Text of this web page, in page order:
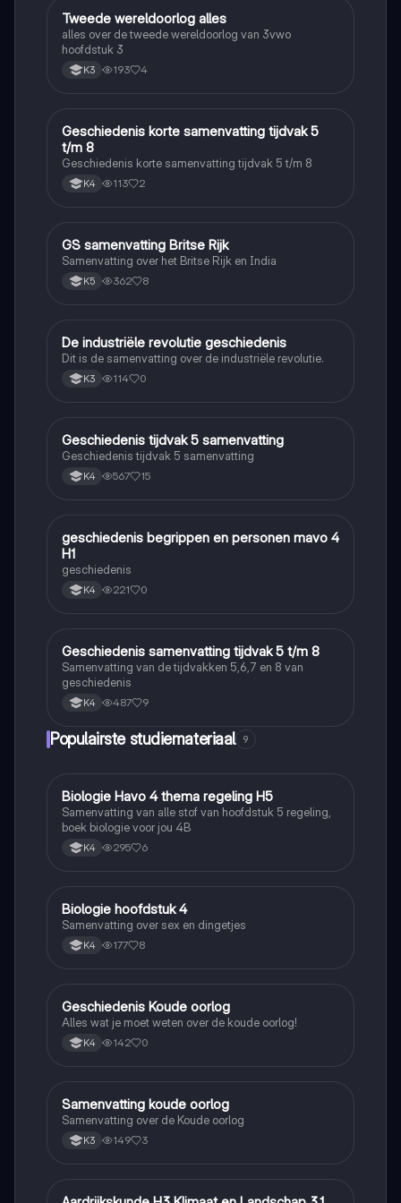
Geschiedenis
Tweede wereldoorlog alles
alles over de tweede wereldoorlog van 3vwo
hoofdstuk 3
K3 193 4
Geschiedenis
Geschiedenis korte samenvatting tijdvak 5
t/m 8
Geschiedenis korte samenvatting tijdvak 5 t/m 8
K4 113 2
Geschiedenis
GS samenvatting Britse Rijk
Samenvatting over het Britse Rijk en India
K5 362 8
Geschiedenis
De industriële revolutie geschiedenis
Dit is de samenvatting over de industriële revolutie.
K3 114 0
Geschiedenis
Geschiedenis tijdvak 5 samenvatting
Geschiedenis tijdvak 5 samenvatting
K4 567 15
Geschiedenis
geschiedenis begrippen en personen mavo 4
H1
geschiedenis
K4 221 0
Geschiedenis
Geschiedenis samenvatting tijdvak 5 t/m 8
Samenvatting van de tijdvakken 5,6,7 en 8 van
geschiedenis
K4 487 9
Populairste studiemateriaal 9
Biologie
Biologie Havo 4 thema regeling H5
Samenvatting van alle stof van hoofdstuk 5 regeling,
boek biologie voor jou 4B
K4 295 6
Biologie
Biologie hoofdstuk 4
Samenvatting over sex en dingetjes
K4 177 8
Geschiedenis
Geschiedenis Koude oorlog
Alles wat je moet weten over de koude oorlog!
K4 142 0
Geschiedenis
Samenvatting koude oorlog
Samenvatting over de Koude oorlog
K3 149 3